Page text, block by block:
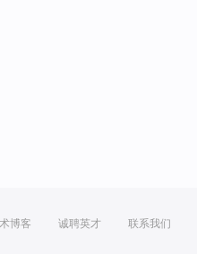
博客 诚聘英才 联系我们